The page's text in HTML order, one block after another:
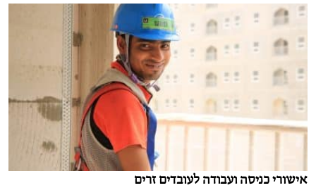
אישורי כניסה ועבודה לעובדים זרים